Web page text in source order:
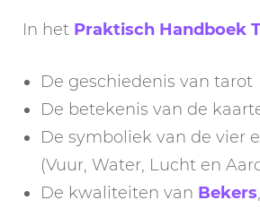
In het Praktisch Handboek
De geschiedenis van tarot
De betekenis van de
De symboliek van de vier
(Vuur, Water, Lucht en
De kwaliteiten van Bekers,